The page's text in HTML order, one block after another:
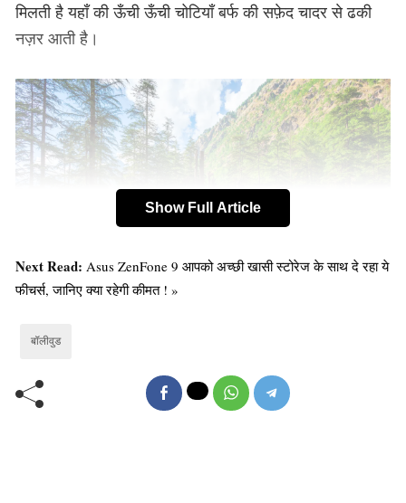
मिलती है यहाँ की ऊँची ऊँची चोटियाँ बर्फ की सफ़ेद चादर से ढकी
नज़र आती है।
यदि आप गर्म इलाके से हैं तो मार्च से जून का महिना आपके लिए
Show Full Article
Next Read: Asus ZenFone 9 आपको अच्छी खासी स्टोरेज के साथ दे रहा ये
फीचर्स, जानिए क्या रहेगी कीमत ! »
बॉलीवुड